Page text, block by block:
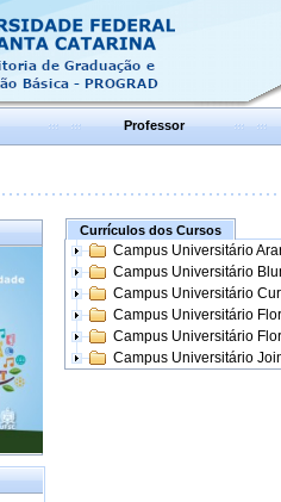
Professor
Currículos dos Cursos
Campus Universitário
Campus Universitário
Campus Universitário
Campus Universitário
Campus Universitário
Campus Universitário